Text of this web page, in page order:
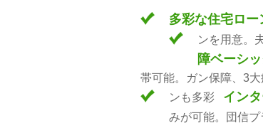
多彩な住宅ロー
ンを用意。
障ベーシッ
帯可能。ガン保障、3
ンも多彩 イン
みが可能。団信